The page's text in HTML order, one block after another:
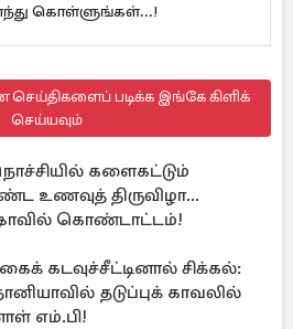
கொள்ளுங்கள்...!
செய்திகளைப் படிக்க இங்கே கிளிக்
செய்யவும்
களைகட்டும்
உணவுத் திருவிழா...
கொண்டாட்டம்!
கடவுச்சீட்டினால் சிக்கல்:
தடுப்புக் காவலில்
எம்.பி!